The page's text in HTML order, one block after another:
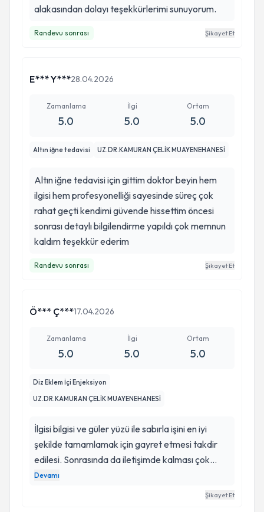
alakasından dolayı teşekkürlerimi sunuyorum.
Randevu sonrası Şikayet Et
E*** Y***28.04.2026
Zamanlama
5.0
İlgi
5.0
Ortam
5.0
Altın iğne tedavisi UZ.DR.KAMURAN ÇELİK MUAYENEHANESİ
Altın iğne tedavisi için gittim doktor beyin hem
ilgisi hem profesyonelliği sayesinde süreç çok
rahat geçti kendimi güvende hissettim öncesi
sonrası detaylı bilgilendirme yapıldı çok memnun
kaldım teşekkür ederim
Randevu sonrası Şikayet Et
Ö*** Ç***17.04.2026
Zamanlama
5.0
İlgi
5.0
Ortam
5.0
Diz Eklem İçi Enjeksiyon
UZ.DR.KAMURAN ÇELİK MUAYENEHANESİ
İlgisi bilgisi ve güler yüzü ile sabırla işini en iyi
şekilde tamamlamak için gayret etmesi takdir
edilesi. Sonrasında da iletişimde kalması çok
güzel. İşlemi yeni yaptırdım. Sonuçlar için tekrar
buraya deneyimimi paylaşacağım. Teşekkür
Devamı
Şikayet Et